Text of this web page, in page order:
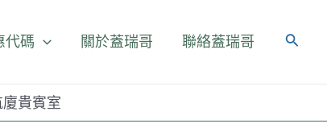
代碼 關於蓋瑞哥 聯絡蓋瑞哥
貴賓室